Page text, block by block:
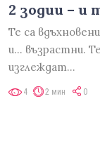
2 зодии – и
Те са
и... възрастни.
изглеждат…
4 2 мин 0